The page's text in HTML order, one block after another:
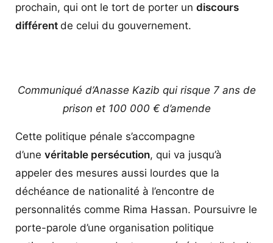
prochain, qui ont le tort de porter un discours
différent de celui du gouvernement.
Communiqué d’Anasse Kazib qui risque 7 ans de
prison et 100 000 € d’amende
Cette politique pénale s’accompagne
d’une véritable persécution, qui va jusqu’à
appeler des mesures aussi lourdes que la
déchéance de nationalité à l’encontre de
personnalités comme Rima Hassan. Poursuivre le
porte-parole d’une organisation politique